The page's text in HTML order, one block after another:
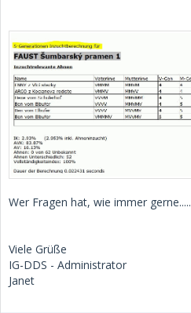
Wer Fragen hat, wie immer gerne.....
Viele Grüße
IG-DDS - Administrator
Janet